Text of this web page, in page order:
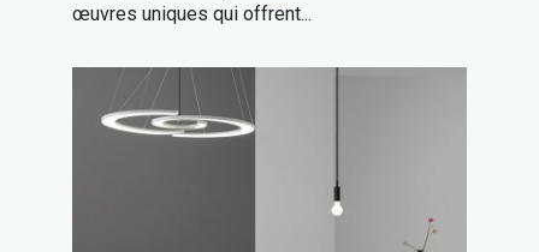
œuvres uniques qui offrent...